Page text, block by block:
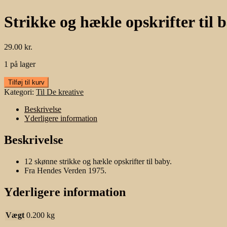
Strikke og hækle opskrifter til
29.00 kr.
1 på lager
Strikke
og
hækle
opskrifter
antal
Tilføj til kurv
Kategori: Til De kreative
Beskrivelse
Yderligere information
Beskrivelse
12 skønne strikke og hækle opskrifter til baby.
Fra Hendes Verden 1975.
Yderligere information
Vægt 0.200 kg